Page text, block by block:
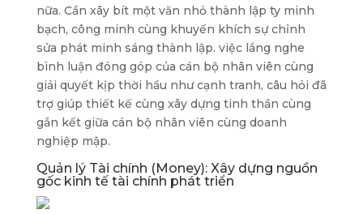
nữa. Cần xây bít một văn nhỏ thành lập ty minh
bạch, công minh cùng khuyến khích sự chỉnh
sửa phát minh sáng thành lập. việc lắng nghe
bình luận đóng góp của cán bộ nhân viên cùng
giải quyết kịp thời hầu như cạnh tranh, câu hỏi đã
trợ giúp thiết kế cùng xây dựng tinh thần cùng
gắn kết giữa cán bộ nhân viên cùng doanh
nghiệp mập.
Quản lý Tài chính (Money): Xây dựng nguồn
gốc kinh tế tài chính phát triển